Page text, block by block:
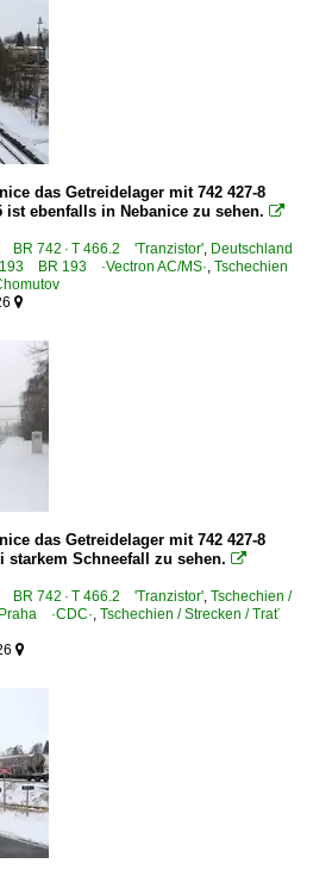
das Getreidelager mit 742 427-8
ist ebenfalls in Nebanice zu sehen. 
BR 742 · T 466.2 'Tranzistor', Deutschland
BR 193 ·Vectron AC/MS·, Tschechien

das Getreidelager mit 742 427-8
starkem Schneefall zu sehen. 
BR 742 · T 466.2 'Tranzistor', Tschechien /
·CDC·, Tschechien / Strecken / Trať
